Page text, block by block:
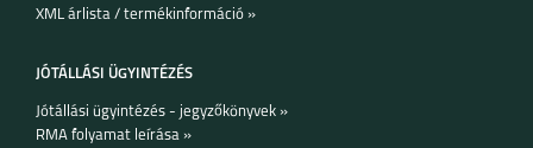
IPHONE 16E IPHONE 16 PRO MAX
XML árlista / termékinformáció »
JÓTÁLLÁSI ÜGYINTÉZÉS
Jótállási ügyintézés - jegyzőkönyvek »
RMA folyamat leírása »